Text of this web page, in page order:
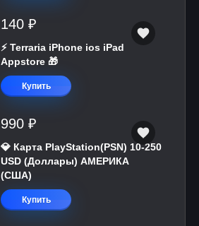
140 ₽
⚡️ Terraria iPhone ios iPad
Appstore 🎁
Купить
990 ₽
💎 Карта PlayStation(PSN) 10-250
USD (Доллары) АМЕРИКА
(США)
Купить